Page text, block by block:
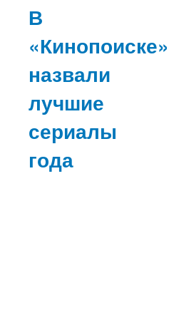
В
«Кинопоиске»
назвали
лучшие
сериалы
года